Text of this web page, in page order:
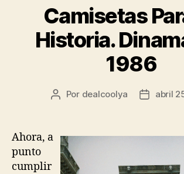
Camisetas
Historia.
1986
Autor
entrada
Por dealcoolya
Fecha
entrada
abril
Ahora, a
punto
cumplir